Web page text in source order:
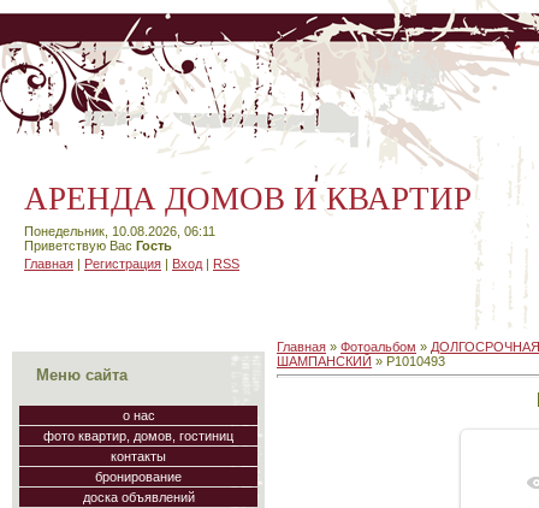
АРЕНДА ДОМОВ И КВАРТИР
Понедельник, 10.08.2026, 06:11
Приветствую Вас Гость
Главная | Регистрация | Вход | RSS
Меню сайта
о нас
фото квартир, домов, гостиниц
контакты
бронирование
доска объявлений
Главная » Фотоальбом »
ШАМПАНСКИЙ » P1010493